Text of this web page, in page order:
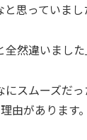
思っていまし
然違いました
にスムーズだ
由があります。